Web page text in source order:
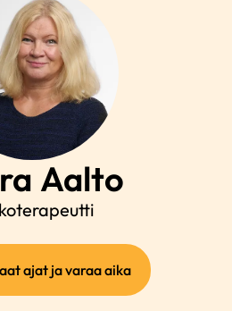
Aalto
ajat ja varaa aika(ulkoinen
linkki)